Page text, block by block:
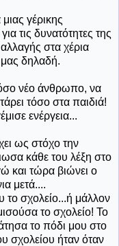
γέρικης
τις δυνατότητες της
στα χέρια
δηλαδή.
νέο άνθρωπο, να
τόσο στα παιδιά!
ενέργεια...
ως στόχο την
κάθε του λέξη στο
και τώρα βιώνει ο
μετά....
το σχολείο...ή μάλλον
το σχολείο! Το
το πόδι μου στο
σχολείου ήταν όταν